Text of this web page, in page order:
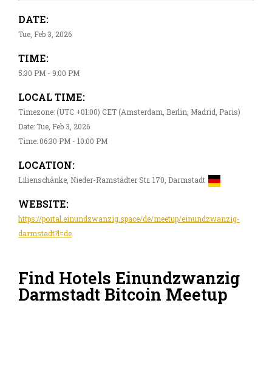
DATE:
Tue, Feb 3, 2026
TIME:
5:30 PM - 9:00 PM
LOCAL TIME:
Timezone: (UTC +01:00) CET (Amsterdam, Berlin, Madrid, Paris)
Date: Tue, Feb 3, 2026
Time: 06:30 PM - 10:00 PM
LOCATION:
Lilienschänke, Nieder-Ramstädter Str. 170, Darmstadt
WEBSITE:
https://portal.einundzwanzig.space/de/meetup/einundzwanzig-
darmstadt?l=de
Find Hotels Einundzwanzig
Darmstadt Bitcoin Meetup